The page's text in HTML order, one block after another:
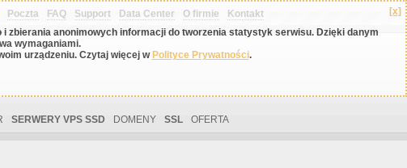
[x]
zbierania anonimowych informacji do tworzenia statystyk serwisu. Dzięki danym
wymaganiami.
urządzeniu. Czytaj więcej w Polityce Prywatności.
Poczta FAQ Support Data Center O firmie Kontakt
SERWERY VPS SSD DOMENY SSL OFERTA